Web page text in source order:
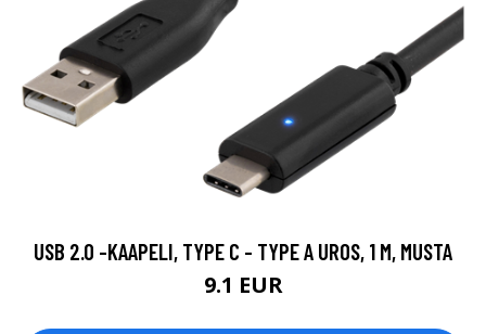
USB 2.0 -KAAPELI, TYPE C - TYPE A UROS, 1 M, MUSTA
9.1 EUR